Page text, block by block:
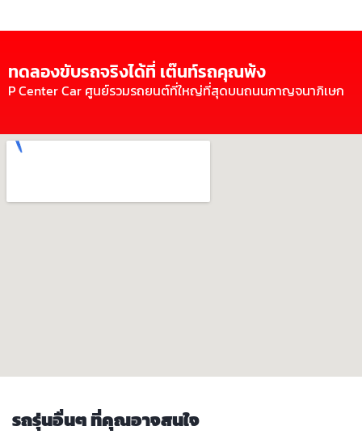
ทดลองขับรถจริงได้ที่ เต๊นท์รถคุณพ้ง
P Center Car ศูนย์รวมรถยนต์ที่ใหญ่ที่สุดบนถนนกาญจนาภิเษก
รถรุ่นอื่นๆ ที่คุณอาจสนใจ